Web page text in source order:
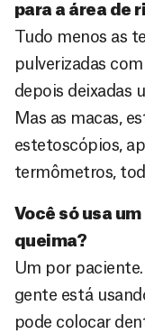
para a área de
Tudo menos as
pulverizadas
depois deixadas
Mas as macas,
estetoscópios,
termômetros,
Você só usa
queima?
Um por
gente está
pode colocar